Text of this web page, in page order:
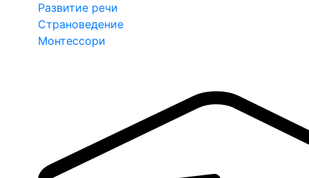
Развитие речи
Страноведение
Монтессори